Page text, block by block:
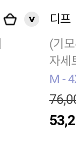
디프
(기
자세
M -